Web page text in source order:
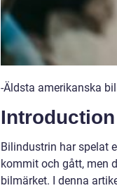
-Äldsta amerikanska
Introduction
Bilindustrin har spelat
kommit och gått, men
bilmärket. I denna